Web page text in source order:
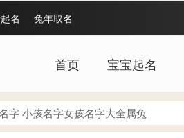
名 兔年取名
首页 宝宝起名
字 小孩名字女孩名字大全属兔